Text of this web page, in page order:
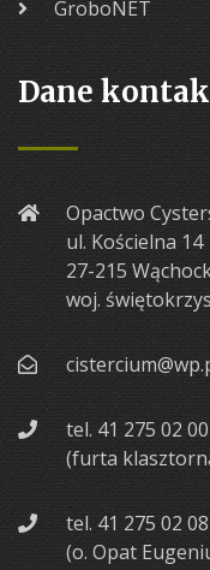
GroboNET
Dane
Opactwo
ul. Kościelna 14
27-215
woj.
tel. 41 275 02 00
(furta
tel. 41 275 02 08
(o. Opat